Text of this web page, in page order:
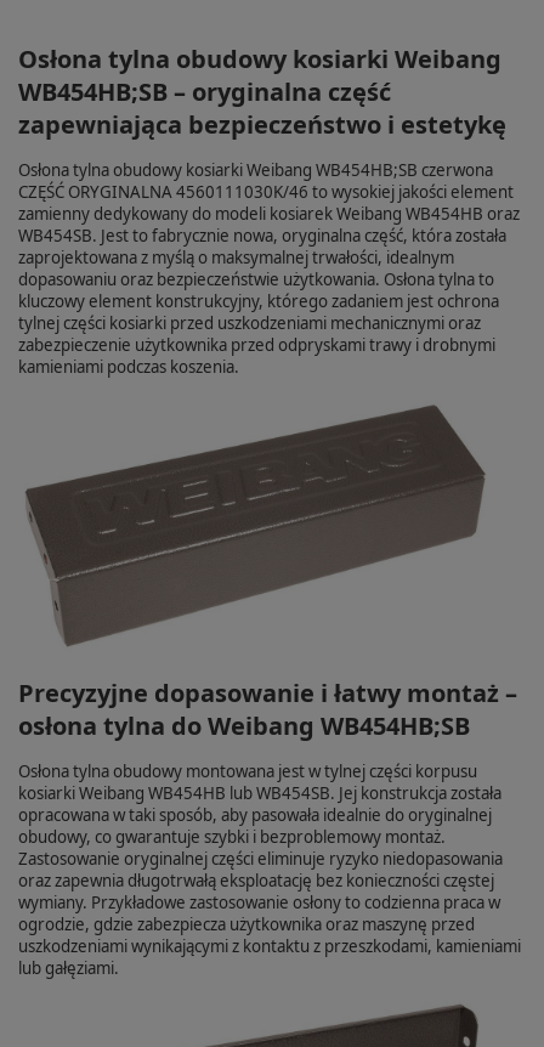
Osłona tylna obudowy kosiarki Weibang
WB454HB;SB – oryginalna część
zapewniająca bezpieczeństwo i estetykę
Osłona tylna obudowy kosiarki Weibang WB454HB;SB czerwona
CZĘŚĆ ORYGINALNA 4560111030K/46 to wysokiej jakości element
zamienny dedykowany do modeli kosiarek Weibang WB454HB oraz
WB454SB. Jest to fabrycznie nowa, oryginalna część, która została
zaprojektowana z myślą o maksymalnej trwałości, idealnym
dopasowaniu oraz bezpieczeństwie użytkowania. Osłona tylna to
kluczowy element konstrukcyjny, którego zadaniem jest ochrona
tylnej części kosiarki przed uszkodzeniami mechanicznymi oraz
zabezpieczenie użytkownika przed odpryskami trawy i drobnymi
kamieniami podczas koszenia.
Precyzyjne dopasowanie i łatwy montaż –
osłona tylna do Weibang WB454HB;SB
Osłona tylna obudowy montowana jest w tylnej części korpusu
kosiarki Weibang WB454HB lub WB454SB. Jej konstrukcja została
opracowana w taki sposób, aby pasowała idealnie do oryginalnej
obudowy, co gwarantuje szybki i bezproblemowy montaż.
Zastosowanie oryginalnej części eliminuje ryzyko niedopasowania
oraz zapewnia długotrwałą eksploatację bez konieczności częstej
wymiany. Przykładowe zastosowanie osłony to codzienna praca w
ogrodzie, gdzie zabezpiecza użytkownika oraz maszynę przed
uszkodzeniami wynikającymi z kontaktu z przeszkodami, kamieniami
lub gałęziami.